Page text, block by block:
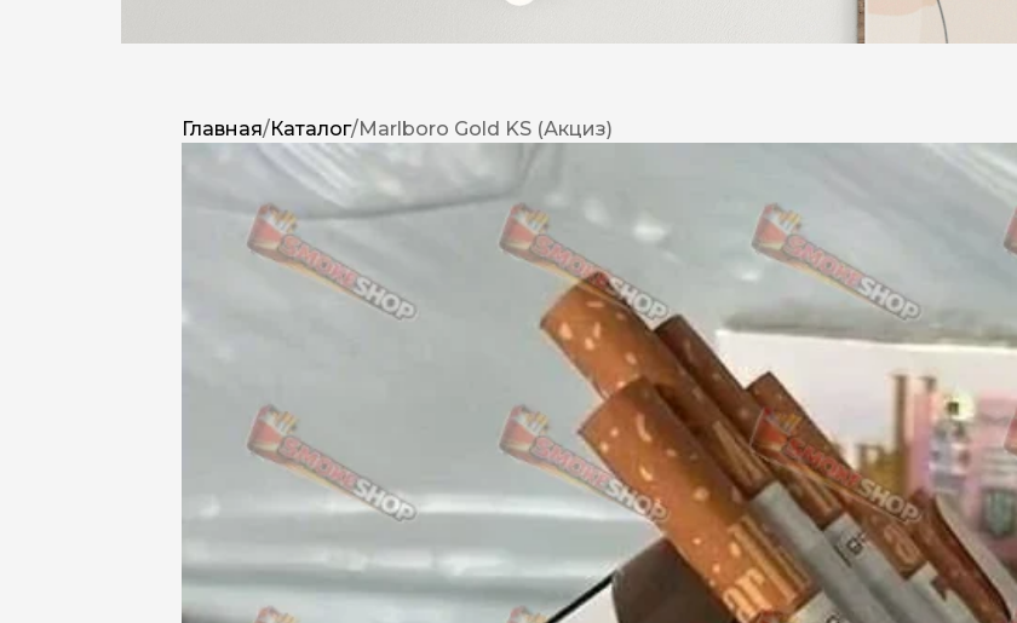
DESERT
Прилуки
Winston
BOND
RICHMOND
Parliament
Lucky Strike
Прима
Rothmans
Camel
Главная/Каталог/Marlboro Gold KS (Акциз)